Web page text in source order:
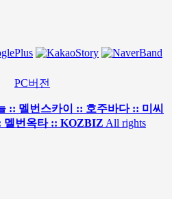
PC버전
:: 멜번스카이 :: 호주바다 :: 미씨
멜번옥타 :: KOZBIZ All rights